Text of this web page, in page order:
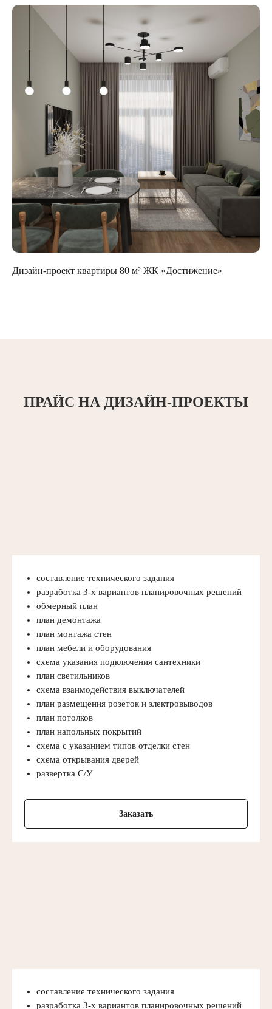
Дизайн-проект квартиры 80 м² ЖК «Достижение»
ПРАЙС НА ДИЗАЙН-ПРОЕКТЫ
составление технического задания
разработка 3-х вариантов планировочных решений
обмерный план
план демонтажа
план монтажа стен
план мебели и оборудования
схема указания подключения сантехники
план светильников
схема взаимодействия выключателей
план размещения розеток и электровыводов
план потолков
план напольных покрытий
схема с указанием типов отделки стен
схема открывания дверей
развертка С/У
Заказать
составление технического задания
разработка 3-х вариантов планировочных решений